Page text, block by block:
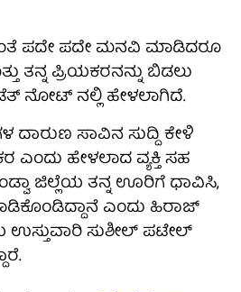
ಪದೇ ಪದೇ ಮನವಿ ಮಾಡಿದರೂ
ತನ್ನ ಪ್ರಿಯಕರನನ್ನು ಬಿಡಲು
ನೋಟ್ ನಲ್ಲಿ ಹೇಳಲಾಗಿದೆ.
ದಾರುಣ ಸಾವಿನ ಸುದ್ದಿ ಕೇಳಿ
ಹೇಳಲಾದ ವ್ಯಕ್ತಿ ಸಹ
ಜಿಲ್ಲೆಯ ತನ್ನ ಊರಿಗೆ ಧಾವಿಸಿ,
ಎಂದು ಹಿರಾಜ್
ಸುಶೀಲ್ ಪಟೇಲ್